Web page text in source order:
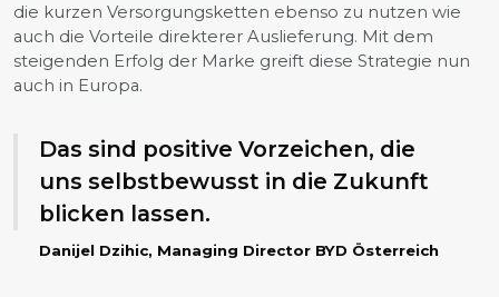
die kurzen Versorgungsketten ebenso zu nutzen wie
auch die Vorteile direkterer Auslieferung. Mit dem
steigenden Erfolg der Marke greift diese Strategie nun
auch in Europa.
Das sind positive Vorzeichen, die
uns selbstbewusst in die Zukunft
blicken lassen.
Danijel Dzihic, Managing Director BYD Österreich